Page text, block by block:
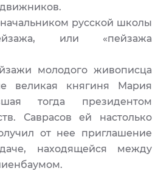
русской школы
или «пейзажа
молодого живописца
великая княгиня Мария
тогда президентом
Саврасов ей настолько
от нее приглашение
находящейся между